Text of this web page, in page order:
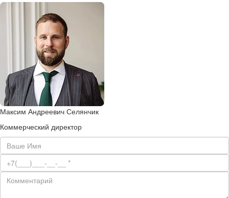
Максим Андреевич Селянчик
Коммерческий директор